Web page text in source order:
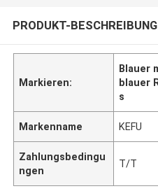
PRODUKT-BESCHREIBUNG
Markieren:
Blauer
blauer
s
Markenname KEFU
Zahlungsbedingu
ngen
T/T